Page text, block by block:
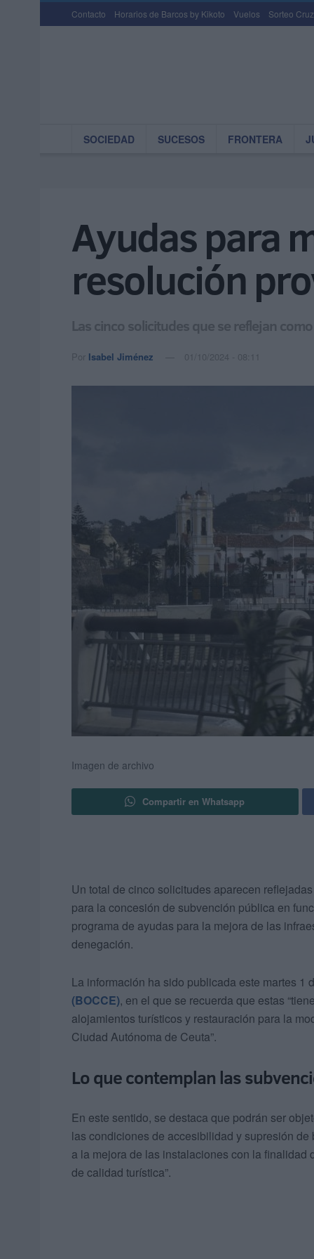
Contacto Horarios de Barcos by Kikoto Vuelos Sorteo
SOCIEDAD SUCESOS FRONTERA
Ayudas para
resolución
Las cinco solicitudes que se reflejan
Por Isabel Jiménez 01/10/2024 - 08:11
Imagen de archivo
Compartir en Whatsapp
Un total de cinco solicitudes aparecen
para la concesión de subvención pública en
programa de ayudas para la mejora de las
denegación.
La información ha sido publicada este martes
(BOCCE), en el que se recuerda que estas
alojamientos turísticos y restauración para la
Ciudad Autónoma de Ceuta”.
Lo que contemplan las
En este sentido, se destaca que podrán ser
las condiciones de accesibilidad y supresión de
a la mejora de las instalaciones con la finalidad
de calidad turística”.